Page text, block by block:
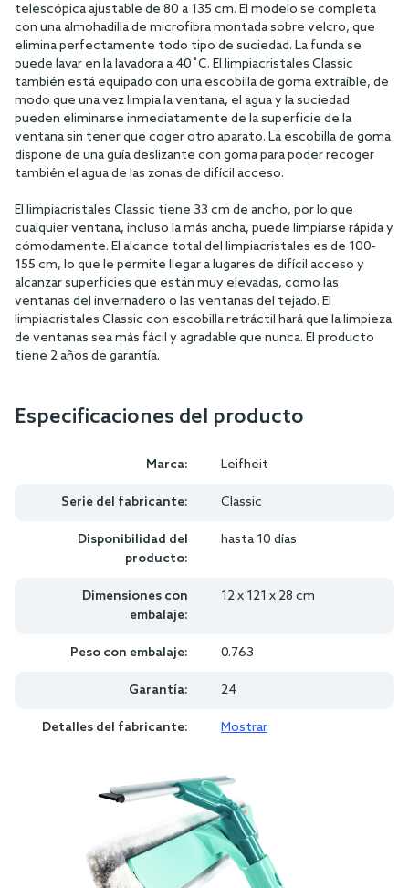
telescópica ajustable de 80 a 135 cm. El modelo se completa
con una almohadilla de microfibra montada sobre velcro, que
elimina perfectamente todo tipo de suciedad. La funda se
puede lavar en la lavadora a 40˚C. El limpiacristales Classic
también está equipado con una escobilla de goma extraíble, de
modo que una vez limpia la ventana, el agua y la suciedad
pueden eliminarse inmediatamente de la superficie de la
ventana sin tener que coger otro aparato. La escobilla de goma
dispone de una guía deslizante con goma para poder recoger
también el agua de las zonas de difícil acceso.
El limpiacristales Classic tiene 33 cm de ancho, por lo que
cualquier ventana, incluso la más ancha, puede limpiarse rápida y
cómodamente. El alcance total del limpiacristales es de 100-
155 cm, lo que le permite llegar a lugares de difícil acceso y
alcanzar superficies que están muy elevadas, como las
ventanas del invernadero o las ventanas del tejado. El
limpiacristales Classic con escobilla retráctil hará que la limpieza
de ventanas sea más fácil y agradable que nunca. El producto
tiene 2 años de garantía.
Especificaciones del producto
Marca: Leifheit
Serie del fabricante: Classic
Disponibilidad del
producto:
hasta 10 días
Dimensiones con
embalaje:
12 x 121 x 28 cm
Peso con embalaje: 0.763
Garantía: 24
Detalles del fabricante: Mostrar